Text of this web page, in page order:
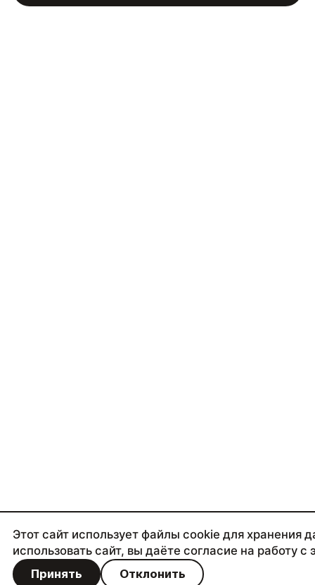
Этот сайт использует файлы cookie для хранения
использовать сайт, вы даёте согласие на работу
Принять
Отклонить